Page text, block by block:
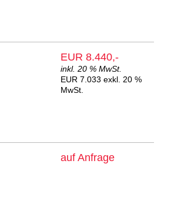
EUR 8.440,-
inkl. 20 % MwSt.
EUR 7.033 exkl. 20 %
MwSt.
auf Anfrage